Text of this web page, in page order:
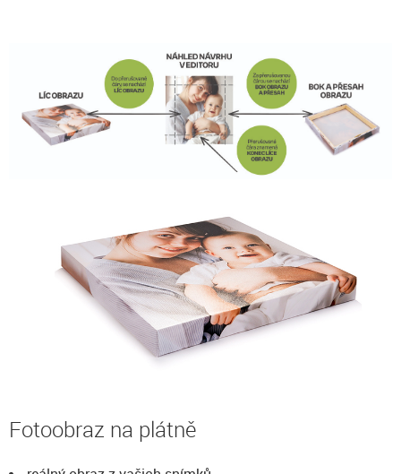
Fotoobraz na plátně